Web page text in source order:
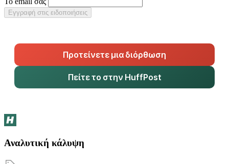
Εγγραφή στις ειδοποιήσεις
Προτείνετε μια διόρθωση
Πείτε το στην HuffPost
Αναλυτική κάλυψη